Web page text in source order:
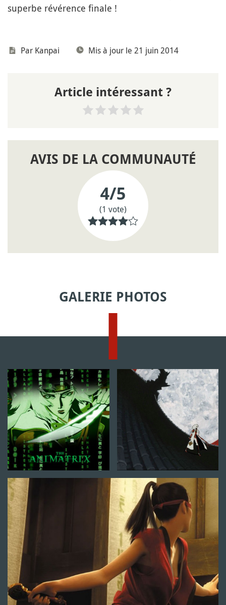
superbe révérence finale !
Par Kanpai Mis à jour le 21 juin 2014
Article intéressant ?
AVIS DE LA COMMUNAUTÉ
4/5
(1 vote)
GALERIE PHOTOS